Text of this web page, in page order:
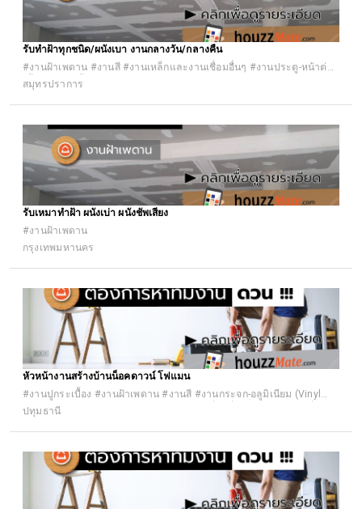
รับทำฝ้าทุกชนิด/ผนังเบา งานกลางวัน/กลางคืน
#งานฝ้าเพดาน #งานสี #งานเหล็กและงานเชื่อมอื่นๆ #งานประตู-หน้าต่าง
(ตั้งวงกบ ติดตั้งประตูหน้าต่าง ประตูอัลลอย ประตูรีโมท ประตูอัตโนมัต)
ต่อเติม #รับเหมาปรับปรุง (รีโนเวท) #อื่นๆ #แรงงาน
สมุทรปราการ
รับเหมาทำฝ้า ผนังเบ่า ผนังชัพเสียง
#งานฝ้าเพดาน
กรุงเทพมหานคร
หัวหน้างานสร้างบ้านน็อคดาวน์ โฟแมน
#งานปูกระเบื้อง #งานฝ้าเพดาน #งานสี #งานกระจก-อลูมิเนียม (Vinyl
uPVC) #งานมุงหลังคา #งานเหล็กและงานเชื่อมอื่นๆ #ระบบไฟฟ้าทั่วไป
ปทุมธานี